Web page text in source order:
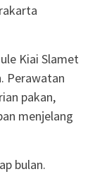
Kiai Slamet
Perawatan
pakan,
menjelang
bulan.